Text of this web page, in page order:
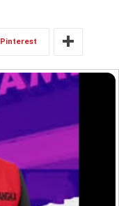
Pinterest